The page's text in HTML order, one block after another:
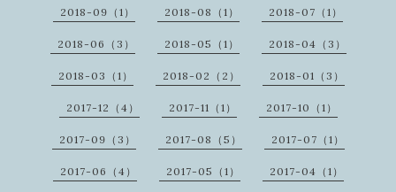
2018-09（1） 2018-08（1） 2018-07（1）
2018-06（3） 2018-05（1） 2018-04（3）
2018-03（1） 2018-02（2） 2018-01（3）
2017-12（4） 2017-11（1） 2017-10（1）
2017-09（3） 2017-08（5） 2017-07（1）
2017-06（4） 2017-05（1） 2017-04（1）